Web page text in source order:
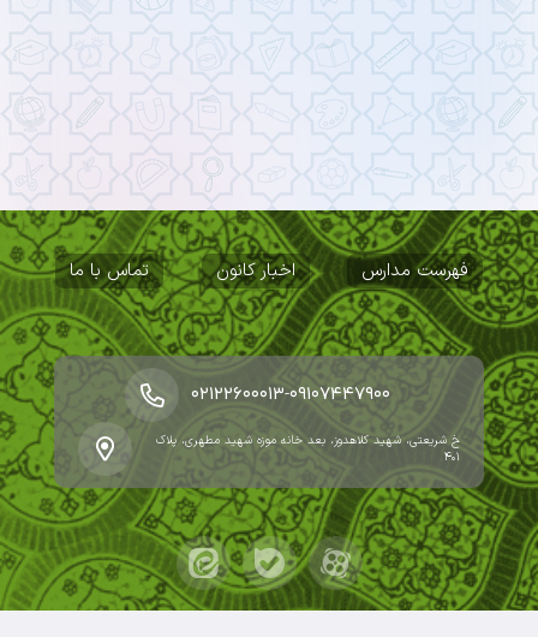
فهرست مدارس اخبار کانون تماس با ما
خ شریعتی، شهید کلاهدوز، بعد خانه موزه شهید مطهری، پلاک
۴۰۱
۰۹۱۰۷۴۴۷۹۰۰-۰۲۱۲۲۶۰۰۰۱۳